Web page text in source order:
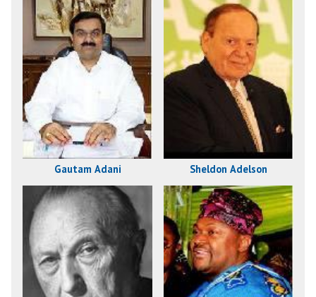
Gautam Adani Sheldon Adelson